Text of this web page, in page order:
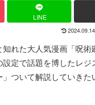
LINE
2024.09.14
れた大人気漫画「呪術
定で話題を博したレジ
」ついて解説していきた